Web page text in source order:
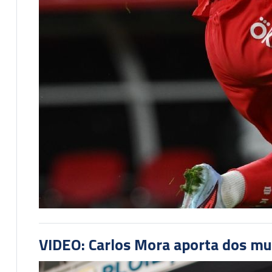
VIDEO: Carlos Mora aporta dos